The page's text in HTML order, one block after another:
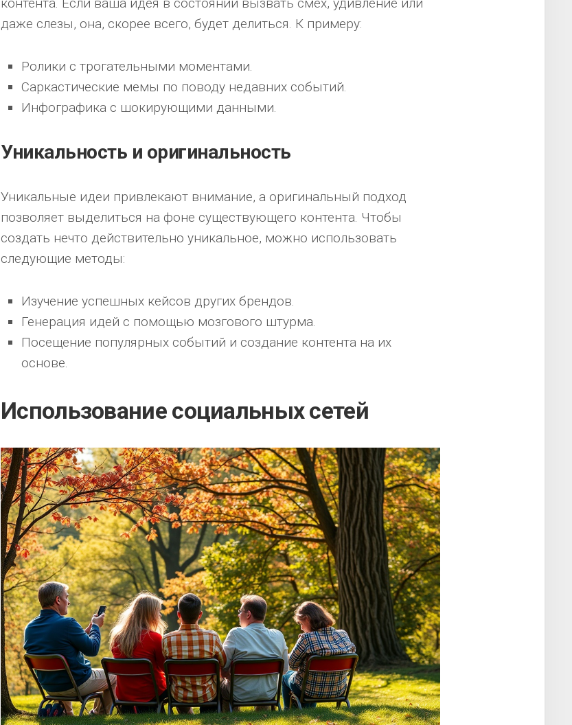
даже слезы, она, скорее всего, будет делиться. К примеру:
Ролики с трогательными моментами.
Саркастические мемы по поводу недавних событий.
Инфографика с шокирующими данными.
Уникальность и оригинальность
Уникальные идеи привлекают внимание, а оригинальный подход
позволяет выделиться на фоне существующего контента. Чтобы
создать нечто действительно уникальное, можно использовать
следующие методы:
Изучение успешных кейсов других брендов.
Генерация идей с помощью мозгового штурма.
Посещение популярных событий и создание контента на их
основе.
Использование социальных сетей